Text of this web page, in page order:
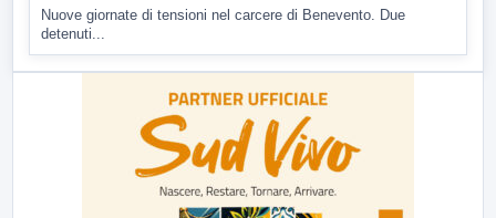
Nuove giornate di tensioni nel carcere di Benevento. Due
detenuti...